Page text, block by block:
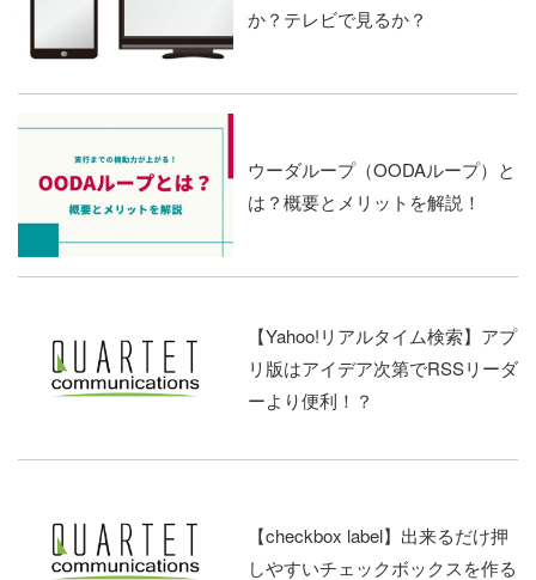
か？テレビで見るか？
ウーダループ（OODAループ）と
は？概要とメリットを解説！
【Yahoo!リアルタイム検索】アプ
リ版はアイデア次第でRSSリーダ
ーより便利！？
【checkbox label】出来るだけ押
しやすいチェックボックスを作る